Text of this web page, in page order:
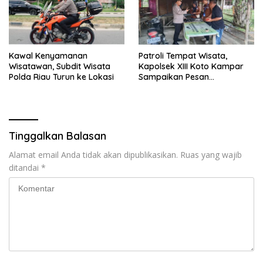
Kawal Kenyamanan
Wisatawan, Subdit Wisata
Polda Riau Turun ke Lokasi
Patroli Tempat Wisata,
Kapolsek XIII Koto Kampar
Sampaikan Pesan
Tinggalkan Balasan
Alamat email Anda tidak akan dipublikasikan. Ruas yang wajib
ditandai *